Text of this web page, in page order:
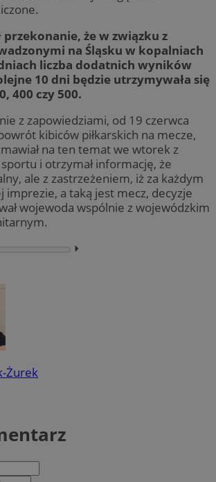
przekonanie, że w związku z
na Śląsku w kopalniach
liczba dodatnich wyników
10 dni będzie utrzymywała się
400 czy 500.
z zapowiedziami, od 19 czerwca
kibiców piłkarskich na mecze,
na ten temat we wtorek z
i otrzymał informację, że
ale z zastrzeżeniem, iż za każdym
imprezie, a taką jest mecz, decyzje
wojewoda wspólnie z wojewódzkim
⏵︎
Żurek